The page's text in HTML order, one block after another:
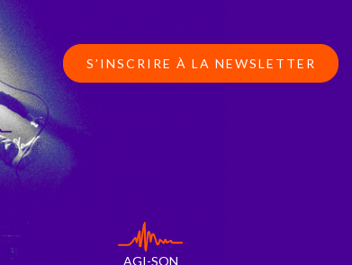
S’INSCRIRE À LA NEWSLETTER
AGI-SON